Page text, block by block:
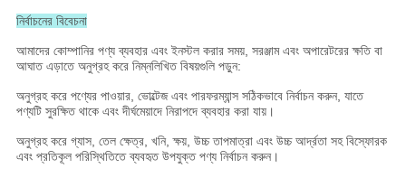
নির্বাচনের বিবেচনা
আমাদের কোম্পানির পণ্য ব্যবহার এবং ইনস্টল করার সময়, সরঞ্জাম এবং অপারেটরের ক্ষতি বা
আঘাত এড়াতে অনুগ্রহ করে নিম্নলিখিত বিষয়গুলি পড়ুন:
অনুগ্রহ করে পণ্যের পাওয়ার, ভোল্টেজ এবং পারফরম্যান্স সঠিকভাবে নির্বাচন করুন, যাতে
পণ্যটি সুরক্ষিত থাকে এবং দীর্ঘমেয়াদে নিরাপদে ব্যবহার করা যায়।
অনুগ্রহ করে গ্যাস, তেল ক্ষেত্র, খনি, ক্ষয়, উচ্চ তাপমাত্রা এবং উচ্চ আর্দ্রতা সহ বিস্ফোরক
এবং প্রতিকূল পরিস্থিতিতে ব্যবহৃত উপযুক্ত পণ্য নির্বাচন করুন।